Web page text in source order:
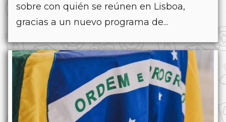
sobre con quién se reúnen en Lisboa,
gracias a un nuevo programa de...